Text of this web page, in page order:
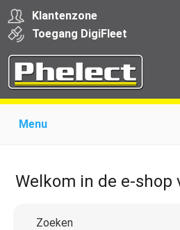
Klantenzone
Toegang DigiFleet
Menu
Producten voor transporteurs
Download
Welkom in de e-shop
Zoeken